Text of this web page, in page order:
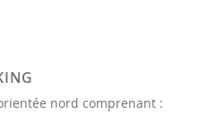
nord comprenant :